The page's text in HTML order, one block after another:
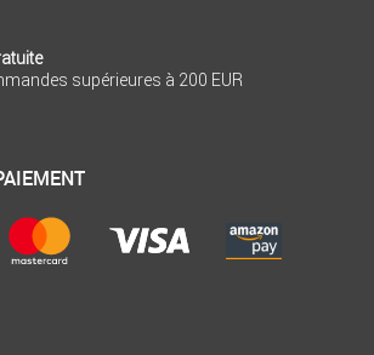
supérieures à 200 EUR